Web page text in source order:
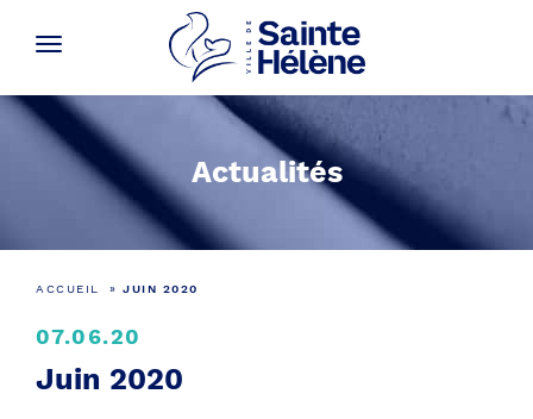
Actualités
ACCUEIL » JUIN 2020
07.06.20
Juin 2020